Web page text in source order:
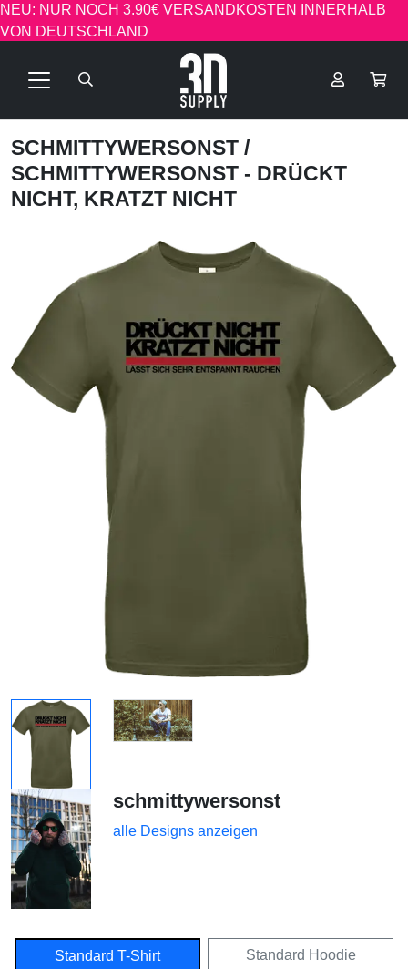
NEU: NUR NOCH 3.90€ VERSANDKOSTEN INNERHALB
VON DEUTSCHLAND
SCHMITTYWERSONST /
SCHMITTYWERSONST - DRÜCKT
NICHT, KRATZT NICHT
schmittywersonst
alle Designs anzeigen
Standard T-Shirt Standard Hoodie